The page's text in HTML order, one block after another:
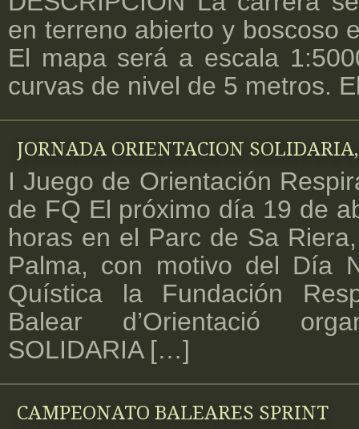
en terreno abierto y boscoso
El mapa será a escala
curvas de nivel de 5 metros.
JORNADA ORIENTACION
I Juego de Orientación
de FQ El próximo día 19 de
horas en el Parc de Sa
Palma, con motivo del Día
Quística la Fundación
Balear d’Orientació
SOLIDARIA […]
CAMPEONATO BALEARES SPRINT